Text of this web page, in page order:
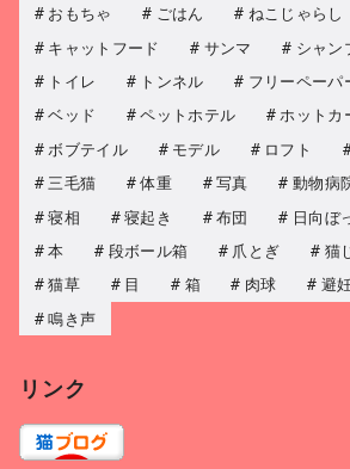
おもちゃ
ごはん ねこじゃらし
キャットフード
サンマ シャン
トイレ
トンネル フリーペーパ
ベッド
ペットホテル
ホットカ
ボブテイル
モデル ロフト
三毛猫
体重 写真 動物病
寝相
寝起き 布団 日向ぼ
本
段ボール箱 爪とぎ 猫
猫草
目 箱 肉球 避
鳴き声
リンク